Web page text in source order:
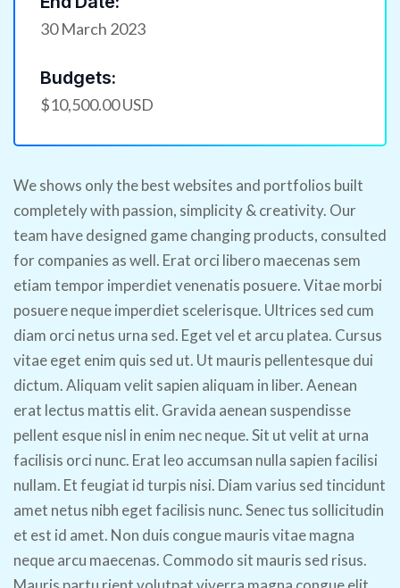
30 March 2023
Budgets:
$10,500.00 USD
We shows only the best websites and portfolios built
completely with passion, simplicity & creativity. Our
team have designed game changing products, consulted
for companies as well. Erat orci libero maecenas sem
etiam tempor imperdiet venenatis posuere. Vitae morbi
posuere neque imperdiet scelerisque. Ultrices sed cum
diam orci netus urna sed. Eget vel et arcu platea. Cursus
vitae eget enim quis sed ut. Ut mauris pellentesque dui
dictum. Aliquam velit sapien aliquam in liber. Aenean
erat lectus mattis elit. Gravida aenean suspendisse
pellent esque nisl in enim nec neque. Sit ut velit at urna
facilisis orci nunc. Erat leo accumsan nulla sapien facilisi
nullam. Et feugiat id turpis nisi. Diam varius sed tincidunt
amet netus nibh eget facilisis nunc. Senec tus sollicitudin
et est id amet. Non duis congue mauris vitae magna
neque arcu maecenas. Commodo sit mauris sed risus.